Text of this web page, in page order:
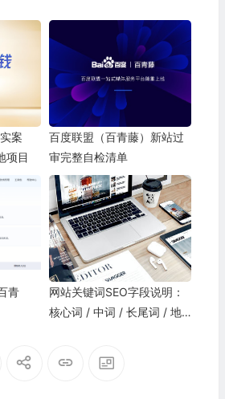
案
项目
百度联盟（百青藤）新站过
审完整自检清单
青
网站关键词SEO字段说明：
核心词 / 中词 / 长尾词 / 地